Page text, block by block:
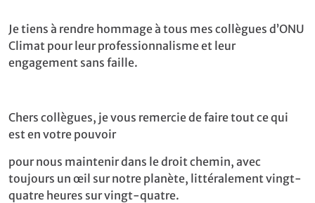
Je tiens à rendre hommage à tous mes collègues d’ONU
Climat pour leur professionnalisme et leur
engagement sans faille.
Chers collègues, je vous remercie de faire tout ce qui
est en votre pouvoir
pour nous maintenir dans le droit chemin, avec
toujours un œil sur notre planète, littéralement vingt-
quatre heures sur vingt-quatre.